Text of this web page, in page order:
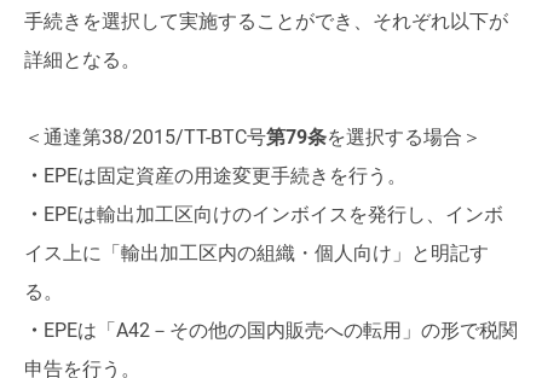
手続きを選択して実施することができ、それぞれ以下が
詳細となる。
＜通達第38/2015/TT-BTC号第79条を選択する場合＞
・ EPEは固定資産の用途変更手続きを行う。
・ EPEは輸出加工区向けのインボイスを発行し、インボ
イス上に「輸出加工区内の組織・個人向け」と明記す
る。
・ EPEは「A42－その他の国内販売への転用」の形で税関
申告を行う。